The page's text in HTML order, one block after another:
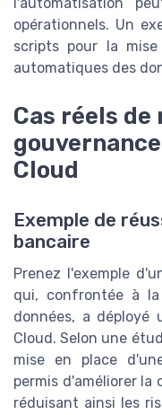
opérationnels. Un
scripts pour la
automatiques des
Cas réels
Cloud
Exemple de
bancaire
Prenez l'exemple
qui, confrontée à la
données, a déployé
Cloud. Selon une
mise en place
permis d'améliorer la
réduisant ainsi les